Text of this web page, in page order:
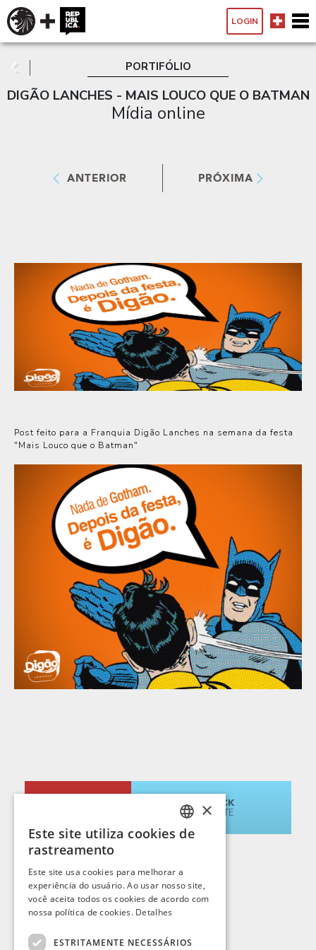
LOGIN
PORTIFÓLIO
DIGÃO LANCHES - MAIS LOUCO QUE O BATMAN
Mídia online
ANTERIOR PRÓXIMA
Post feito para a Franquia Digão Lanches na semana da festa
"Mais Louco que o Batman"
QUICK
QUOTE
PORTUGUESE
SPANISH
FRENCH
×
Este site utiliza cookies de
rastreamento
Este site usa cookies para melhorar a
experiência do usuário. Ao usar nosso site,
você aceita todos os cookies de acordo com
nossa política de cookies. Detalhes
ESTRITAMENTE NECESSÁRIOS